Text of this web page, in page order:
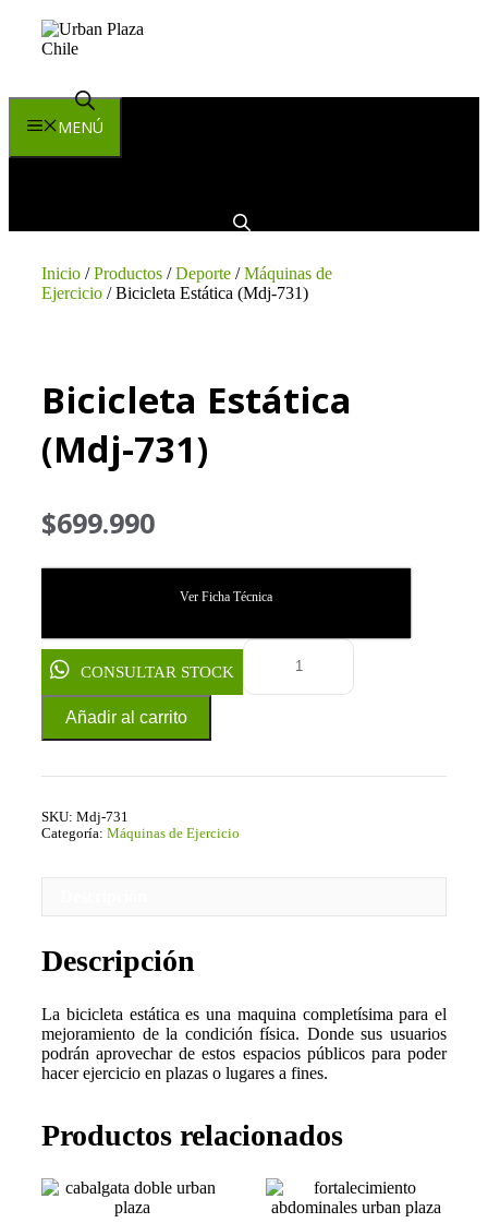
MENÚ
Inicio /Productos /Deporte /Máquinas de
Ejercicio / Bicicleta Estática (Mdj-731)
Bicicleta Estática
(Mdj-731)
$699.990
Ver Ficha Técnica
CONSULTAR STOCK
Añadir al carrito
SKU: Mdj-731
Categoría: Máquinas de Ejercicio
Descripción
La bicicleta estática es una maquina completísima para el
mejoramiento de la condición física. Donde sus usuarios
podrán aprovechar de estos espacios públicos para poder
hacer ejercicio en plazas o lugares a fines.
Productos relacionados